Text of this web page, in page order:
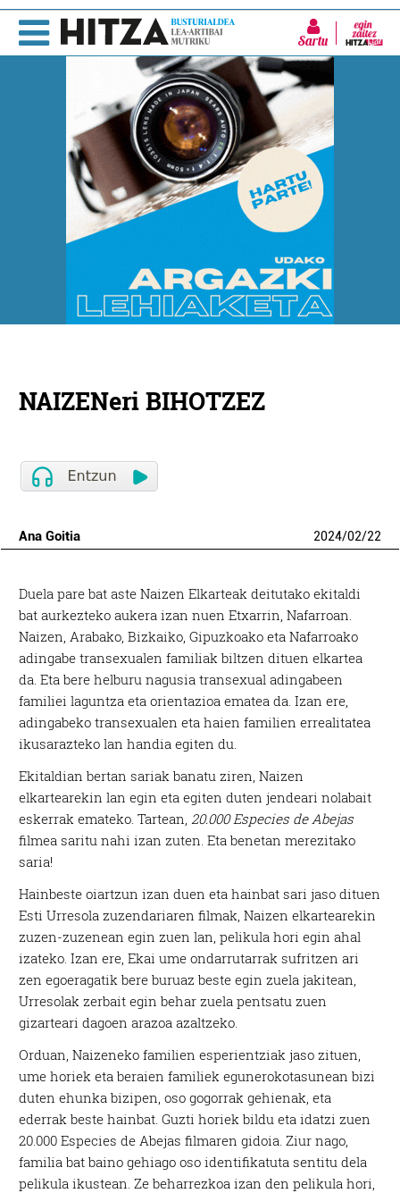
Sartu
NAIZENeri BIHOTZEZ
Ana Goitia 2024/02/22
Duela pare bat aste Naizen Elkarteak deitutako ekitaldi
bat aurkezteko aukera izan nuen Etxarrin, Nafarroan.
Naizen, Arabako, Bizkaiko, Gipuzkoako eta Nafarroako
adingabe transexualen familiak biltzen dituen elkartea
da. Eta bere helburu nagusia transexual adingabeen
familiei laguntza eta orientazioa ematea da. Izan ere,
adingabeko transexualen eta haien familien errealitatea
ikusarazteko lan handia egiten du.
Ekitaldian bertan sariak banatu ziren, Naizen
elkartearekin lan egin eta egiten duten jendeari nolabait
eskerrak emateko. Tartean,20.000 Especies de Abejas
filmea saritu nahi izan zuten. Eta benetan merezitako
saria!
Hainbeste oiartzun izan duen eta hainbat sari jaso dituen
Esti Urresola zuzendariaren filmak, Naizen elkartearekin
zuzen-zuzenean egin zuen lan, pelikula hori egin ahal
izateko. Izan ere, Ekai ume ondarrutarrak sufritzen ari
zen egoeragatik bere buruaz beste egin zuela jakitean,
Urresolak zerbait egin behar zuela pentsatu zuen
gizarteari dagoen arazoa azaltzeko.
Orduan, Naizeneko familien esperientziak jaso zituen,
ume horiek eta beraien familiek egunerokotasunean bizi
duten ehunka bizipen, oso gogorrak gehienak, eta
ederrak beste hainbat. Guzti horiek bildu eta idatzi zuen
20.000 Especies de Abejas filmaren gidoia. Ziur nago,
familia bat baino gehiago oso identifikatuta sentitu dela
pelikula ikustean. Ze beharrezkoa izan den pelikula hori,